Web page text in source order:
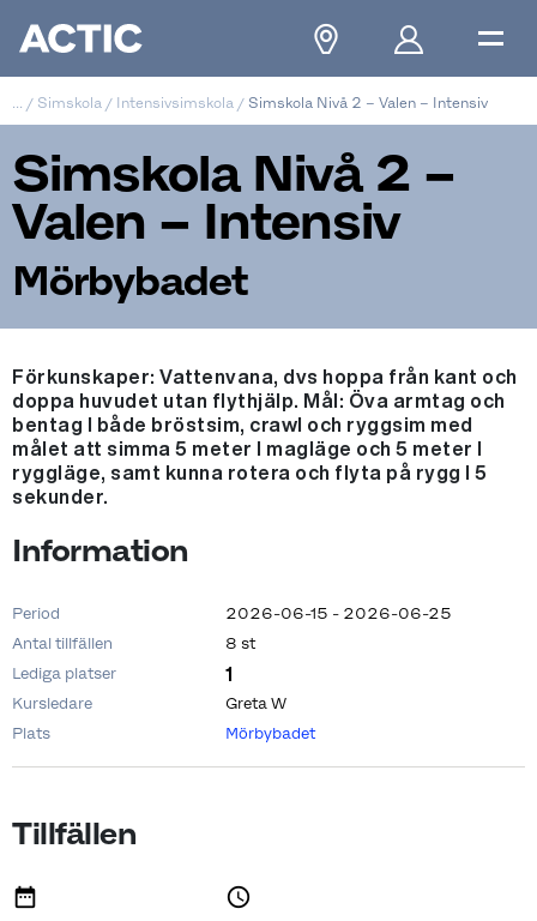
/ Simskola / Intensivsimskola / Simskola Nivå 2 – Valen – Intensiv
Simskola Nivå 2 –
Valen – Intensiv
Mörbybadet
Förkunskaper: Vattenvana, dvs hoppa från kant och
doppa huvudet utan flythjälp. Mål: Öva armtag och
bentag I både bröstsim, crawl och ryggsim med
målet att simma 5 meter I magläge och 5 meter I
ryggläge, samt kunna rotera och flyta på rygg I 5
sekunder.
Information
Period
2026-06-15 - 2026-06-25
Antal tillfällen
8 st
Lediga platser
1
Kursledare
Greta W
Plats
Mörbybadet
Tillfällen